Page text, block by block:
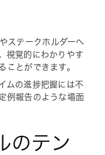
ステークホルダーへ
視覚的にわかりやす
ことができます。
ムの進捗把握には不
例報告のような場面
のテン